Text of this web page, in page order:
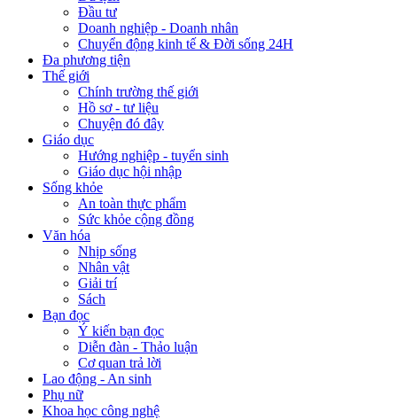
Đầu tư
Doanh nghiệp - Doanh nhân
Chuyển động kinh tế & Đời sống 24H
Đa phương tiện
Thế giới
Chính trường thế giới
Hồ sơ - tư liệu
Chuyện đó đây
Giáo dục
Hướng nghiệp - tuyển sinh
Giáo dục hội nhập
Sống khỏe
An toàn thực phẩm
Sức khỏe cộng đồng
Văn hóa
Nhịp sống
Nhân vật
Giải trí
Sách
Bạn đọc
Ý kiến bạn đọc
Diễn đàn - Thảo luận
Cơ quan trả lời
Lao động - An sinh
Phụ nữ
Khoa học công nghệ